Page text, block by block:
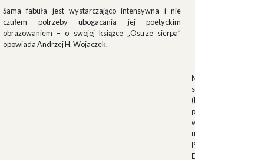
Sama fabuła jest wystarczająco intensywna i nie
czułem potrzeby ubogacania jej poetyckim
obrazowaniem – o swojej książce „Ostrze sierpa”
opowiada Andrzej H. Wojaczek.
Muszkieterowie
stanowili elitarną
(Milizia Volontaria
pełniącą rolę
w latach 1923-
uroczystościach
Palazzo Venezia w
Duce.